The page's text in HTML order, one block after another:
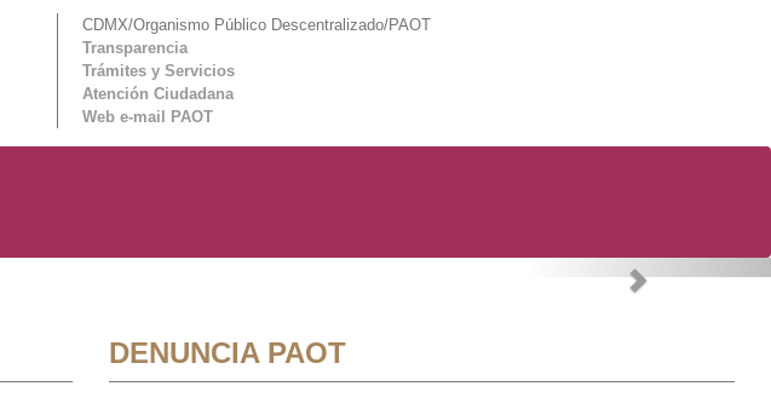
CDMX/Organismo Público Descentralizado/PAOT
Transparencia
Trámites y Servicios
Atención Ciudadana
Web e-mail PAOT
Next
DENUNCIA PAOT